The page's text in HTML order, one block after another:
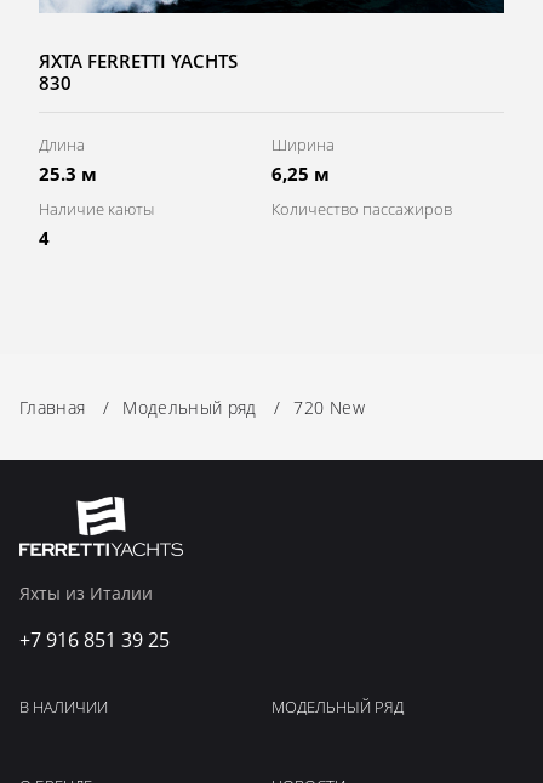
ЯХТА FERRETTI YACHTS
830
Длина
25.3 м
Ширина
6,25 м
Наличие каюты
4
Количество пассажиров
Главная / Модельный ряд / 720 New
Яхты из Италии
+7 916 851 39 25
В НАЛИЧИИ МОДЕЛЬНЫЙ РЯД